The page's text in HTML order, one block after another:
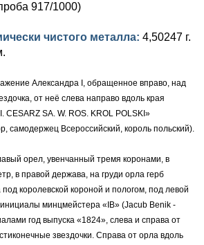
Валахии
1762)
1741)
917/1000)
чистого металла: 4,50247 г.
Александра I, обращенное вправо, над
от неё слева направо вдоль края
CESARZ SA. W. ROS. KROL POLSKI»
самодержец Всероссийский, король польский).
орел, увенчанный тремя коронами, в
в правой держава, на груди орла герб
под королевской короной и пологом, под левой
минцмейстера «IB» (Jacub Benik -
год выпуска «1824», слева и справа от
звездочки. Справа от орла вдоль